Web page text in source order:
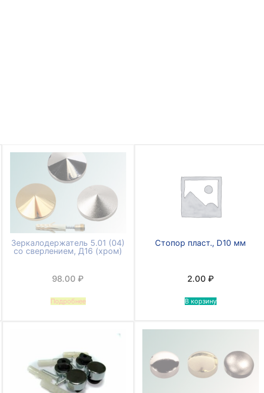
Зеркалодержатель 5.01 (04)
со сверлением, Д16 (хром)
98.00₽
Подробнее
Стопор пласт., D10 мм
2.00 ₽
В корзину